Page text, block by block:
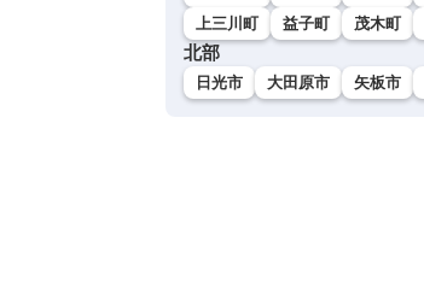
上三川町
益子町 茂木町
北部
日光市 大田原市 矢板市